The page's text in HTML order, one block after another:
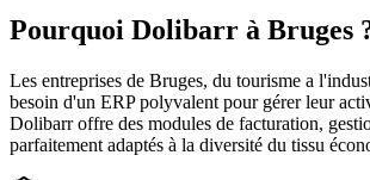
Pourquoi Dolibarr à Bruges
Les entreprises de Bruges, du tourisme a
besoin d'un ERP polyvalent pour gérer leur
Dolibarr offre des modules de facturation,
parfaitement adaptés à la diversité du tissu